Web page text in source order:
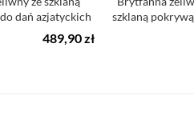
dań azjatyckich
Provenc...489,90 zł
szklaną